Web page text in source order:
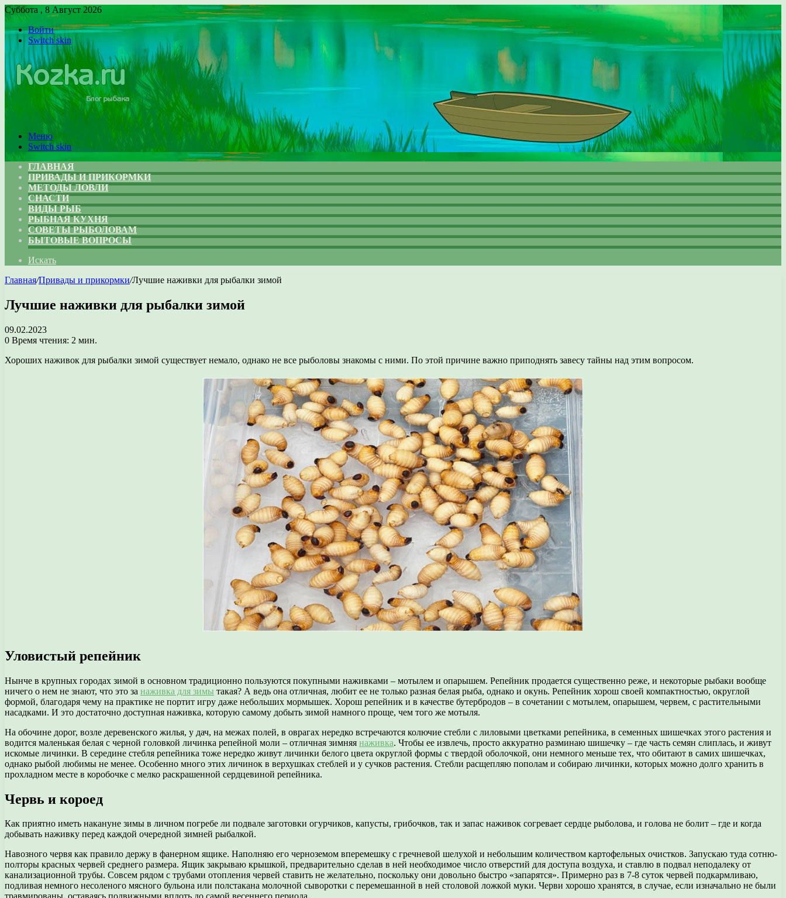
Суббота , 8 Август 2026
Войти
Switch skin
Меню
Switch skin
ГЛАВНАЯ
ПРИВАДЫ И ПРИКОРМКИ
МЕТОДЫ ЛОВЛИ
СНАСТИ
ВИДЫ РЫБ
РЫБНАЯ КУХНЯ
СОВЕТЫ РЫБОЛОВАМ
БЫТОВЫЕ ВОПРОСЫ
Искать
Главная/Привады и прикормки/Лучшие наживки для рыбалки зимой
Лучшие наживки для рыбалки зимой
09.02.2023
0 Время чтения: 2 мин.
Хороших наживок для рыбалки зимой существует немало, однако не все рыболовы знакомы с ними. По этой причине важно приподнять завесу тайны над этим вопросом.
Уловистый репейник
Нынче в крупных городах зимой в основном традиционно пользуются покупными наживками – мотылем и опарышем. Репейник продается существенно реже, и некоторые рыбаки вообще
ничего о нем не знают, что это за наживка для зимы такая? А ведь она отличная, любит ее не только разная белая рыба, однако и окунь. Репейник хорош своей компактностью, округлой
формой, благодаря чему на практике не портит игру даже небольших мормышек. Хорош репейник и в качестве бутербродов – в сочетании с мотылем, опарышем, червем, с растительными
насадками. И это достаточно доступная наживка, которую самому добыть зимой намного проще, чем того же мотыля.
На обочине дорог, возле деревенского жилья, у дач, на межах полей, в оврагах нередко встречаются колючие стебли с лиловыми цветками репейника, в семенных шишечках этого растения и
водится маленькая белая с черной головкой личинка репейной моли – отличная зимняя наживка. Чтобы ее извлечь, просто аккуратно разминаю шишечку – где часть семян слиплась, и живут
искомые личинки. В середине стебля репейника тоже нередко живут личинки белого цвета округлой формы с твердой оболочкой, они немного меньше тех, что обитают в самих шишечках,
однако рыбой любимы не менее. Особенно много этих личинок в верхушках стеблей и у сучков растения. Стебли расщепляю пополам и собираю личинки, которых можно долго хранить в
прохладном месте в коробочке с мелко раскрашенной сердцевиной репейника.
Червь и короед
Как приятно иметь накануне зимы в личном погребе ли подвале заготовки огурчиков, капусты, грибочков, так и запас наживок согревает сердце рыболова, и голова не болит – где и когда
добывать наживку перед каждой очередной зимней рыбалкой.
Навозного червя как правило держу в фанерном ящике. Наполняю его черноземом вперемешку с гречневой шелухой и небольшим количеством картофельных очистков. Запускаю туда сотню-
полторы красных червей среднего размера. Ящик закрываю крышкой, предварительно сделав в ней необходимое число отверстий для доступа воздуха, и ставлю в подвал неподалеку от
канализационной трубы. Совсем рядом с трубами отопления червей ставить не желательно, поскольку они довольно быстро «запарятся». Примерно раз в 7-8 суток червей подкармливаю,
подливая немного несоленого мясного бульона или полстакана молочной сыворотки с перемешанной в ней столовой ложкой муки. Черви хорошо хранятся, в случае, если изначально не были